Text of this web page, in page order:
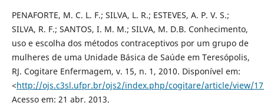
PENAFORTE, M. C. L. F.; SILVA, L. R.; ESTEVES, A. P. V. S.;
SILVA, R. F.; SANTOS, I. M. M.; SILVA, M. D.B. Conhecimento,
uso e escolha dos métodos contraceptivos por um grupo de
mulheres de uma Unidade Básica de Saúde em Teresópolis,
RJ. Cogitare Enfermagem, v. 15, n. 1, 2010. Disponível em:
<http://ojs.c3sl.ufpr.br/ojs2/index.php/cogitare/article/view/
Acesso em: 21 abr. 2013.